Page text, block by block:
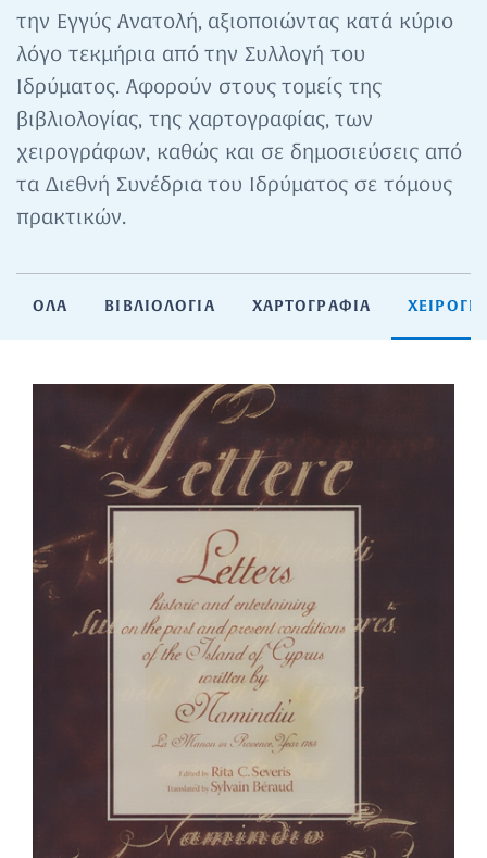
την Εγγύς Ανατολή, αξιοποιώντας κατά κύριο
λόγο τεκμήρια από την Συλλογή του
Ιδρύματος. Αφορούν στους τομείς της
βιβλιολογίας, της χαρτογραφίας, των
χειρογράφων, καθώς και σε δημοσιεύσεις από
τα Διεθνή Συνέδρια του Ιδρύματος σε τόμους
πρακτικών.
ΟΛΑ ΒΙΒΛΙΟΛΟΓΙΑ ΧΑΡΤΟΓΡΑΦΙΑ